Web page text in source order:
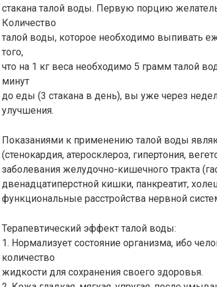
стакана талой воды. Первую порцию
Количество
талой воды, которое необходимо выпивать
того,
что на 1 кг веса необходимо 5 грамм талой
минут
до еды (3 стакана в день), вы уже через
улучшения.
Показаниями к применению талой воды
(стенокардия, атеросклероз, гипертония,
заболевания желудочно-кишечного тракта
двенадцатиперстной кишки, панкреатит,
функциональные расстройства нервной
Терапевтический эффект талой воды:
1. Нормализует состояние организма, ибо
количество
жидкости для сохранения своего здоровья.